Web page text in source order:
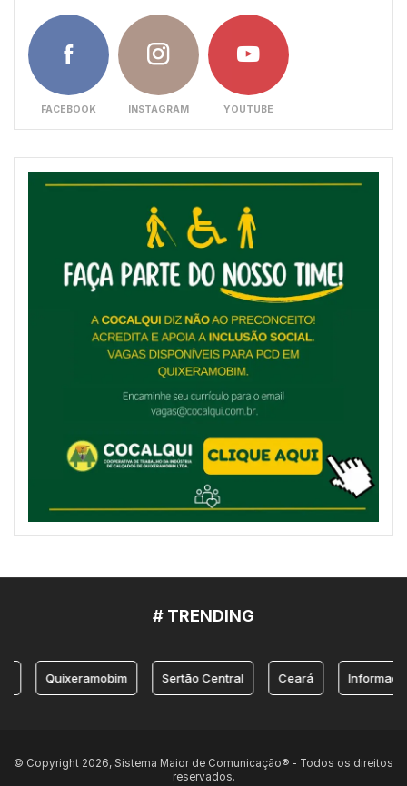
FACEBOOK INSTAGRAM YOUTUBE
# TRENDING
Quixeramobim Sertão Central Ceará Informação
© Copyright 2026, Sistema Maior de Comunicação® - Todos os direitos
reservados.